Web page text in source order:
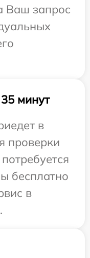
Ваш запрос
минут
в
проверки
бесплатно
в